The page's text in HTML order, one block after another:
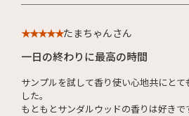
★★★★★たまちゃんさん
一日の終わりに最高の時間
サンプルを試して香り使い心地共にとて
した。
もともとサンダルウッドの香りは好き